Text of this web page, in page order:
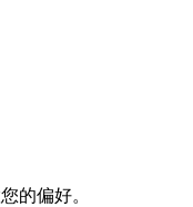
的偏好。